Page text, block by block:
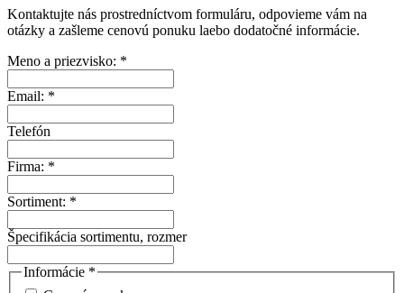
Kontaktujte nás prostredníctvom formuláru, odpovieme vám na
otázky a zašleme cenovú ponuku laebo dodatočné informácie.
Meno a priezvisko: *
Email: *
Telefón
Firma: *
Sortiment: *
Špecifikácia sortimentu, rozmer
Informácie *